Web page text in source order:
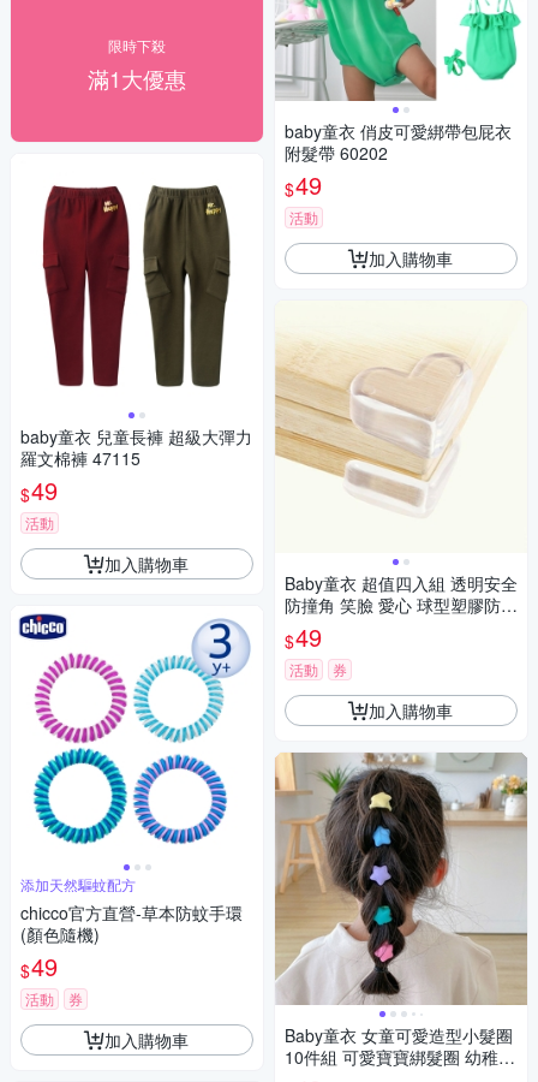
限時下殺
滿1大優惠
baby童衣 兒童長褲 超級大彈力
羅文棉褲 47115
$49
活動
加入購物車
添加天然驅蚊配方
chicco官方直營-草本防蚊手環
(顏色隨機)
$49
活動 券
加入購物車
baby童衣 俏皮可愛綁帶包屁衣
附髮帶 60202
$49
活動
加入購物車
Baby童衣 超值四入組 透明安全
防撞角 笑臉 愛心 球型塑膠防護
桌角 88312
$49
活動 券
加入購物車
Baby童衣 女童可愛造型小髮圈
10件組 可愛寶寶綁髮圈 幼稚園